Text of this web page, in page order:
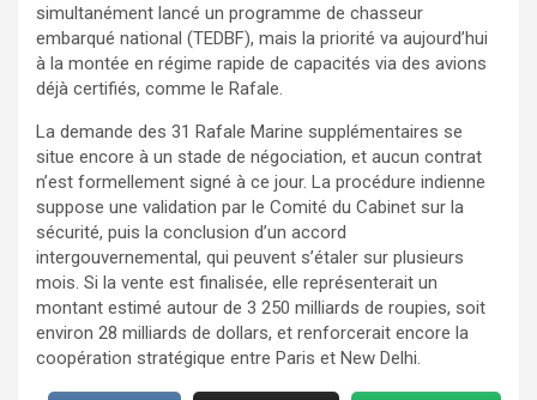
simultanément lancé un programme de chasseur
embarqué national (TEDBF), mais la priorité va aujourd’hui
à la montée en régime rapide de capacités via des avions
déjà certifiés, comme le Rafale.
La demande des 31 Rafale Marine supplémentaires se
situe encore à un stade de négociation, et aucun contrat
n’est formellement signé à ce jour. La procédure indienne
suppose une validation par le Comité du Cabinet sur la
sécurité, puis la conclusion d’un accord
intergouvernemental, qui peuvent s’étaler sur plusieurs
mois. Si la vente est finalisée, elle représenterait un
montant estimé autour de 3 250 milliards de roupies, soit
environ 28 milliards de dollars, et renforcerait encore la
coopération stratégique entre Paris et New Delhi.